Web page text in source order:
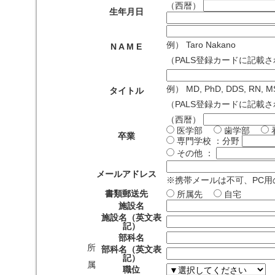
生年月日
（西暦）
N A M E
例） Taro Nakano
（PALS登録カードに記載
タイトル
例） MD, PhD, DDS, RN,
（PALS登録カードに記載
卒業
（西暦）
医学部
歯学部
専門学校 ：分野
その他 ：
メールアドレス
※携帯メールは不可、PC
書類郵送先
所属先 自宅
所
属
施設名
施設名（英文表
記）
部科名
部科名（英文表
記）
職位